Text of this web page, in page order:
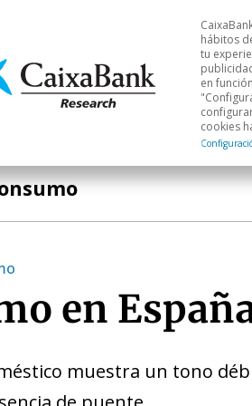
Economía y mercados
hábitos
tu
en
cookies
en
muestra un tono